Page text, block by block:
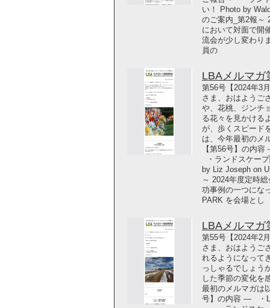
い！ Photo by
のご案内_第2報～
において対面で開
流会が少し変わり
員の
LBAメルマガ
第56号【2024年3
さま、おはようご
や、花桃、ジンチ
る花々を見かける
が、歩くスピード
は、今年最初のメ
【第56号】の内
・ランドスケー
by Liz Joseph on
～ 2024年度定時
功事例の一つにな
PARK を会場とし
LBAメルマガ
第55号【2024年2
さま、おはようご
れるようになって
っしゃるでしょう
した季節の変化を
最初のメルマガは
号】の内容 ― ・